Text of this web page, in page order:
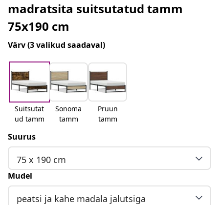
madratsita suitsutatud tamm
75x190 cm
Värv(3 valikud saadaval)
Suitsutat
ud tamm
Sonoma
tamm
Pruun
tamm
Suurus
75 x 190 cm
Mudel
peatsi ja kahe madala jalutsiga